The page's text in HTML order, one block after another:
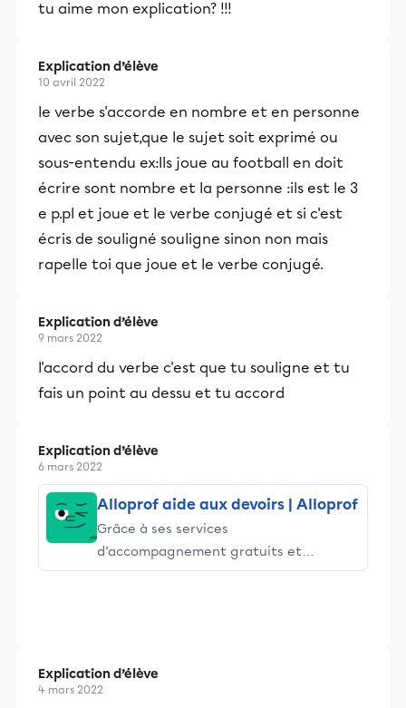
tu aime mon explication? !!!
Explication d’élève
10 avril 2022
le verbe s'accorde en nombre et en personne
avec son sujet,que le sujet soit exprimé ou
sous-entendu ex:Ils joue au football en doit
écrire sont nombre et la personne :ils est le 3
e p.pl et joue et le verbe conjugé et si c'est
écris de souligné souligne sinon non mais
rapelle toi que joue et le verbe conjugé.
Explication d’élève
9 mars 2022
l'accord du verbe c'est que tu souligne et tu
fais un point au dessu et tu accord
Explication d’élève
6 mars 2022
Alloprof aide aux devoirs | Alloprof
Grâce à ses services
d’accompagnement gratuits et
stimulants, Alloprof engage les élèves
Explication d’élève
4 mars 2022